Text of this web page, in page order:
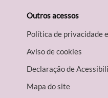
Outros acessos
Política de privacidade
Aviso de cookies
Declaração de
Mapa do site